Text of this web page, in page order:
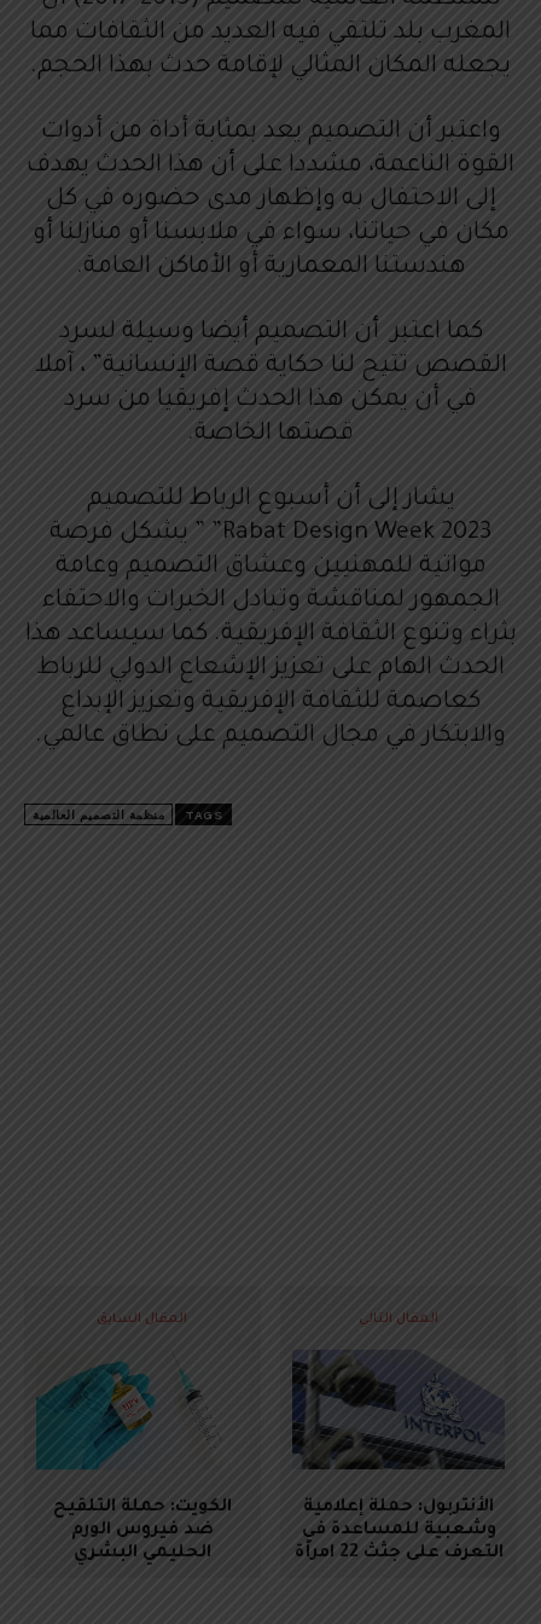
المغرب بلد تلتقي فيه العديد من الثقافات مما
يجعله المكان المثالي لإقامة حدث بهذا الحجم.
واعتبر أن التصميم يعد بمثابة أداة من أدوات
القوة الناعمة، مشددا على أن هذا الحدث يهدف
إلى الاحتفال به وإظهار مدى حضوره في كل
مكان في حياتنا، سواء في ملابسنا أو منازلنا أو
هندستنا المعمارية أو الأماكن العامة.
كما اعتبر أن التصميم أيضا وسيلة لسرد
القصص تتيح لنا حكاية قصة الإنسانية” ، آملا
في أن يمكن هذا الحدث إفريقيا من سرد
قصتها الخاصة.
يشار إلى أن أسبوع الرباط للتصميم
2023 Rabat Design Week” ” يشكل فرصة
مواتية للمهنيين وعشاق التصميم وعامة
الجمهور لمناقشة وتبادل الخبرات والاحتفاء
بثراء وتنوع الثقافة الإفريقية. كما سيساعد هذا
الحدث الهام على تعزيز الإشعاع الدولي للرباط
كعاصمة للثقافة الإفريقية وتعزيز الإبداع
والابتكار في مجال التصميم على نطاق عالمي.
TAGS منظمة التصميم العالمية
المقال السابق
الكويت: حملة التلقيح
ضد فيروس الورم
الحليمي البشري
المقال التالي
الأنتربول: حملة إعلامية
وشعبية للمساعدة في
التعرف على جثث 22 امرأة